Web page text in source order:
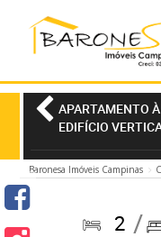
APARTAMENTO
EDIFÍCIO
Baronesa Imóveis Campinas
2